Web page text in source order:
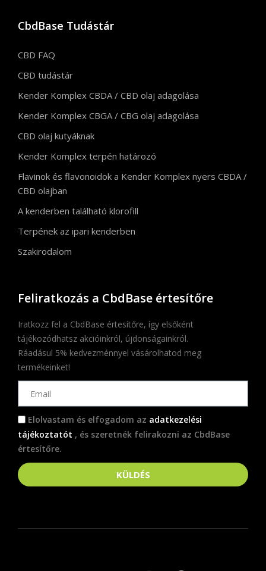
CbdBase Tudástár
CBD FAQ
CBD tudástár
Kender Komplex CBDA / CBD olaj adagolása
Kender Komplex CBGA / CBG olaj adagolása
CBD olaj kutyáknak
Kender Komplex terpén határozó
Flavinok és flavonoidok a Kender Komplex nyers CBDA /
CBD olajban
A kenderben található klorofill
Terpének az ipari kenderben
Szakirodalom
Feliratkozás a CbdBase értesítőre
Iratkozz fel a CbdBase értesítőre, így elsőként
tájékozódhatsz akcióinkról, újdonságainkról.
Ráadásul 5% kedvezménnyel vásárolhatod meg
termékeinket!
Elolvastam és elfogadom az adatkezelési
tájékoztatót , és szeretnék felirakozni az CbdBase
értesítőre.
KÜLDÉS